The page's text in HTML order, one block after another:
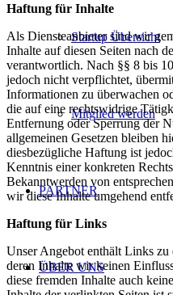
Startup Übersicht
Mitglied werden
PARTNER
ÜBER UNS
Haftung für Inhalte
Als Diensteanbieter sind wir
Inhalte auf diesen Seiten nach
verantwortlich. Nach §§ 8 bis
jedoch nicht verpflichtet,
Informationen zu überwachen
die auf eine rechtswidrige
Entfernung oder Sperrung der
allgemeinen Gesetzen bleiben
diesbezügliche Haftung ist
Kenntnis einer konkreten
Bekanntwerden von
wir diese Inhalte umgehend
Haftung für Links
Unser Angebot enthält Links zu
deren Inhalte wir keinen
diese fremden Inhalte auch